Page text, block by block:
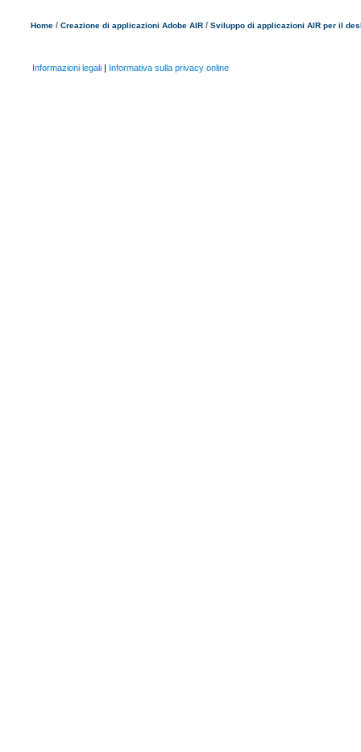
Home / Creazione di applicazioni Adobe AIR / Sviluppo di applicazioni AIR per il
Informazioni legali | Informativa sulla privacy online